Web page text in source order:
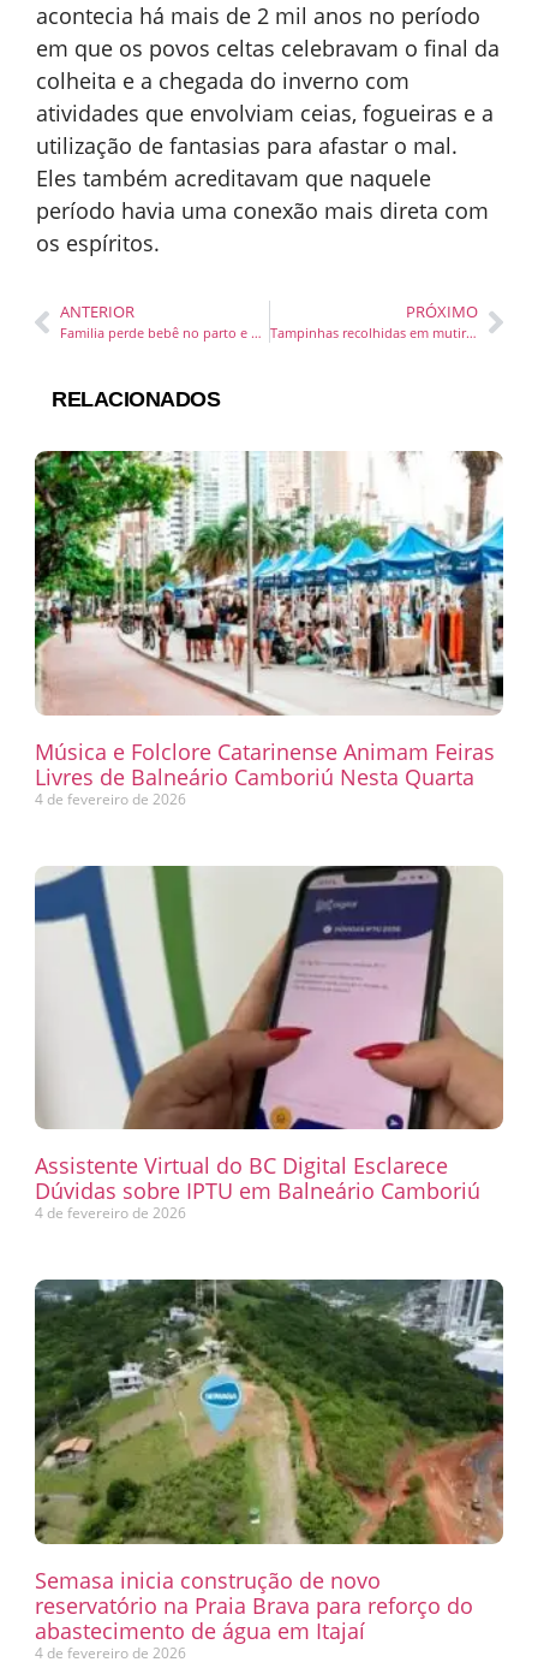
acontecia há mais de 2 mil anos no período
em que os povos celtas celebravam o final da
colheita e a chegada do inverno com
atividades que envolviam ceias, fogueiras e a
utilização de fantasias para afastar o mal.
Eles também acreditavam que naquele
período havia uma conexão mais direta com
os espíritos.
ANTERIOR
Familia perde bebê no parto e acusa hospital Ruth Cardoso
PRÓXIMO
Tampinhas recolhidas em mutirão de limpeza da Marina Itajaí viram brinquedos para crianças
RELACIONADOS
Música e Folclore Catarinense Animam Feiras
Livres de Balneário Camboriú Nesta Quarta
4 de fevereiro de 2026
Assistente Virtual do BC Digital Esclarece
Dúvidas sobre IPTU em Balneário Camboriú
4 de fevereiro de 2026
Semasa inicia construção de novo
reservatório na Praia Brava para reforço do
abastecimento de água em Itajaí
4 de fevereiro de 2026